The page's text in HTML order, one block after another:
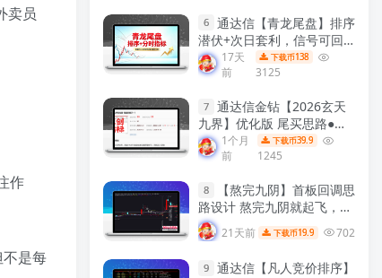
卖员
作
不是每
6 通达信【青龙尾盘】排序
潜伏+次日套利，信号可回
看，超短策略！专为尾盘排
序定制！实现“今买明卖”的
列】
17天
前
下载币138
3125
7 通达信金钻【2026玄天
九界】优化版 尾买思路●阴
线擒妖 聚焦尾盘阴线买入
次日出场的T+1短线策略副
标系列】
1个月
前
下载币39.9
1245
8
【熬完九阴】首板回调思
路设计 熬完九阴就起飞，短
线低吸信号工具 通达信主图
附图选股全套指标!【实战指
标系列】
21天前 下载币19.9 702
9 通达信【凡人竞价排序】